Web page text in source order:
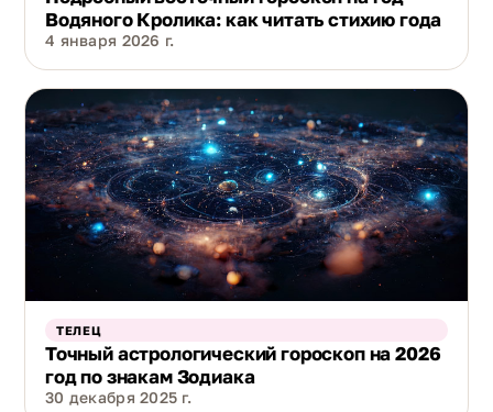
Водяного Кролика: как читать стихию года
4 января 2026 г.
ТЕЛЕЦ
Точный астрологический гороскоп на 2026
год по знакам Зодиака
30 декабря 2025 г.